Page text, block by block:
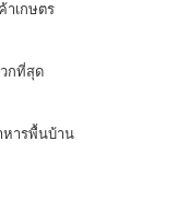
าเกษตร
กที่สุด
หารพื้นบ้าน